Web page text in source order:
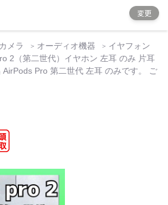
変更
メラ オーディオ機器
イヤフォン
2（第二世代）イヤホン 左耳 のみ 片耳
AirPods Pro 第二世代 左耳 のみです。 ご